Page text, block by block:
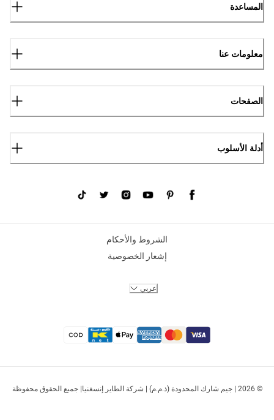
المساعدة
معلومات عنا
الصفحات
أدلة الأسلوب
© 2026 | جيم شارك المحدودة (ذ.م.م) | شركة الطاير إنسغنيا| جميع الحقوق محفوظة
الشروط والأحكام
إشعار الخصوصية
عربي